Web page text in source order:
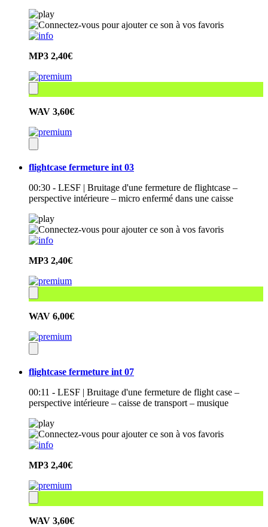
MP3 2,40€
WAV 3,60€
flightcase fermeture int 03
00:30 - LESF | Bruitage d'une fermeture de flightcase –
perspective intérieure – micro enfermé dans une caisse
MP3 2,40€
WAV 6,00€
flightcase fermeture int 07
00:11 - LESF | Bruitage d'une fermeture de flight case –
perspective intérieure – caisse de transport – musique
MP3 2,40€
WAV 3,60€